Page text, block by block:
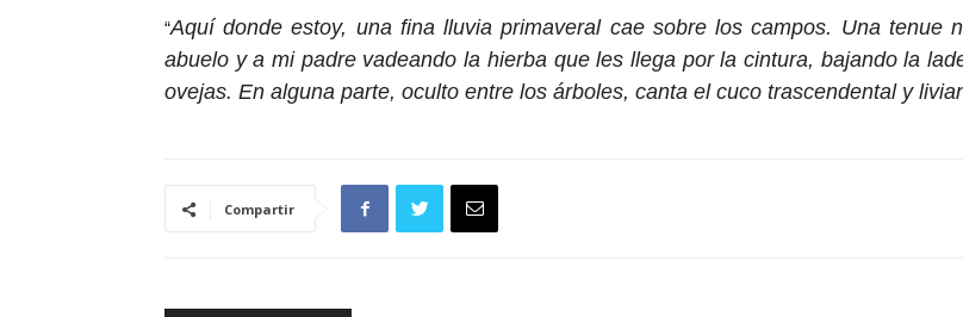
“Aquí donde estoy, una fina lluvia primaveral cae sobre los campos. Una tenue
abuelo y a mi padre vadeando la hierba que les llega por la cintura, bajando la
ovejas. En alguna parte, oculto entre los árboles, canta el cuco trascendental y
Compartir